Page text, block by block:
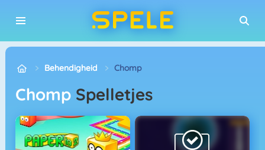
Behendigheid Chomp
Chomp Spelletjes